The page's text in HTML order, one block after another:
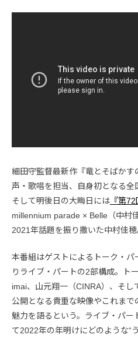
細田守監督最新作『竜とそばかす
声・歌唱を担当、自身初となる全
そして明後日の大晦日には 『第
millennium parade × Belle（中村
2021年話題を振り撒いた中村佳穂
本番組はゲストによるトーク・
りライブ・パートの2部構成。ト
imai、山元翔一（CINRA）、そ
公開となる貴重な映像やこれま
魅力を語るという。ライブ・パ
て2022年の年明けにどのような“